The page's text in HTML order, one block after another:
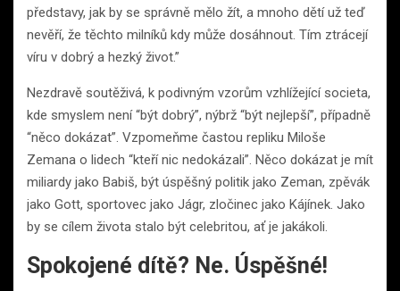
představy, jak by se správně mělo žít, a mnoho dětí už teď
nevěří, že těchto milníků kdy může dosáhnout. Tím ztrácejí
víru v dobrý a hezký život.”
Nezdravě soutěživá, k podivným vzorům vzhlížející societa,
kde smyslem není “být dobrý”, nýbrž “být nejlepší”, případně
“něco dokázat”. Vzpomeňme častou repliku Miloše
Zemana o lidech “kteří nic nedokázali”. Něco dokázat je mít
miliardy jako Babiš, být úspěšný politik jako Zeman, zpěvák
jako Gott, sportovec jako Jágr, zločinec jako Kájínek. Jako
by se cílem života stalo být celebritou, ať je jakákoli.
Spokojené dítě? Ne. Úspěšné!